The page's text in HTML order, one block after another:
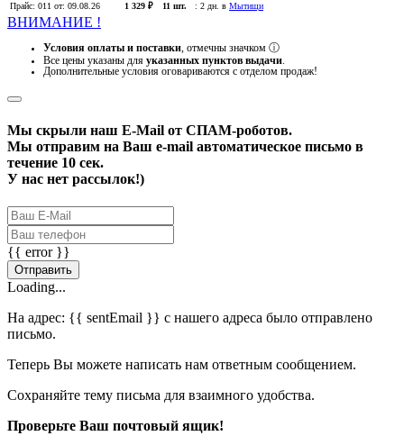
Прайс: 011 от: 09.08.26 1 329 ₽ 11 шт. : 2 дн. в Мытищи
ВНИМАНИЕ !
Условия оплаты и поставки , отмечны значком ⓘ
Все цены указаны для указанных пунктов выдачи
Дополнительные условия оговариваются с отделом продаж!
Мы скрыли наш E-Mail от СПАМ-роботов.
Мы отправим на Ваш e-mail автоматическое письмо в
течение 10 сек.
У нас нет рассылок!)
{{ error }}
Отправить
Loading...
На адрес: {{ sentEmail }} с нашего адреса было отправлено
письмо.
Теперь Вы можете написать нам ответным сообщением.
Сохраняйте тему письма для взаимного удобства.
Проверьте Ваш почтовый ящик!